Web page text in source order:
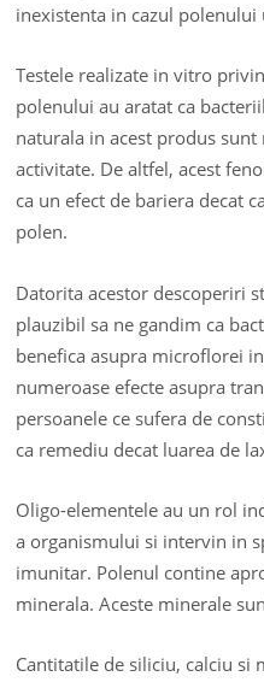
inexistenta in cazul polenului
Testele realizate in vitro
polenului au aratat ca
naturala in acest produs sunt
activitate. De altfel, acest
ca un efect de bariera decat
polen.
Datorita acestor descoperiri
plauzibil sa ne gandim ca
benefica asupra microflorei
numeroase efecte asupra
persoanele ce sufera de
ca remediu decat luarea de
Oligo-elementele au un rol
a organismului si intervin in
imunitar. Polenul contine
minerala. Aceste minerale
Cantitatile de siliciu, calciu si